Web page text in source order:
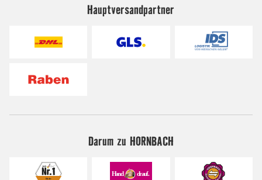
Hauptversandpartner
Darum zu HORNBACH